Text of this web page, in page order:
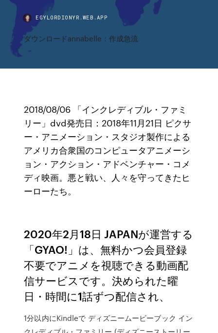
EGYLORDIONYR.WEB.APP
ダウンロードannabelle：作成急流
2018/08/06 「インクレディブル・ファミ
リー」dvd発売日：2018年11月21日 ピクサ
ー・アニメーション・スタジオ製作による
アメリカ合衆国のコンピュータアニメーシ
ョン・アクション・アドベンチャー・コメ
ディ映画。悪と戦い、人々を守ってきたヒ
ーローたち。
2020年2月18日 JAPANが運営する
「GYAO!」は、無料かつ会員登録
不要でアニメを視聴できる動画配
信サービスです。決められた曜
日・時間に1話ずつ配信され、
1分以内にKindleで ディズニームービーブック イン